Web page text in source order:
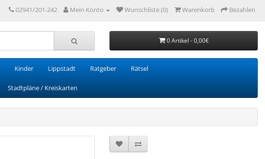
02941/201-242 Mein Konto Wunschliste (0) Warenkorb Bezahlen
0 Artikel - 0,00€
Kinder Lippstadt Ratgeber Rätsel
Stadtpläne / Kreiskarten